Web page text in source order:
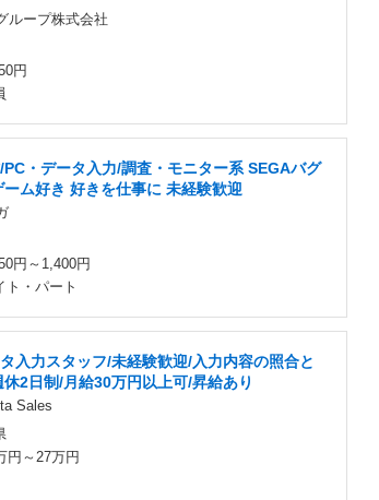
ループ株式会社
円
・データ入力/調査・モニター系 SEGAバグ
ム好き 好きを仕事に 未経験歓迎
円～1,400円
ト・パート
入力スタッフ/未経験歓迎/入力内容の照合と
2日制/月給30万円以上可/昇給あり
Sales
円～27万円